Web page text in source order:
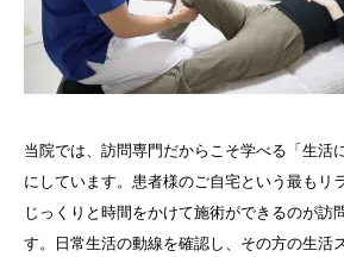
当院では、訪問専門だからこそ学べる「生活
にしています。患者様のご自宅という最もリ
じっくりと時間をかけて施術ができるのが訪
す。日常生活の動線を確認し、その方の生活